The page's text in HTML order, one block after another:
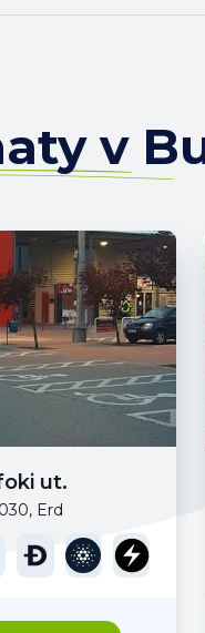
v
ut.
Erd